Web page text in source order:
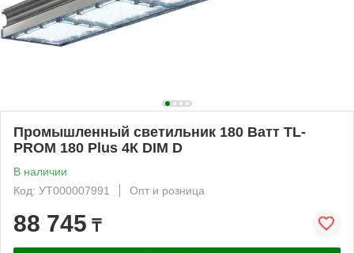
Промышленный светильник 180 Ватт TL-
PROM 180 Plus 4К DIM D
В наличии
Код: УТ000007991
Опт и розница
88 745 ₸